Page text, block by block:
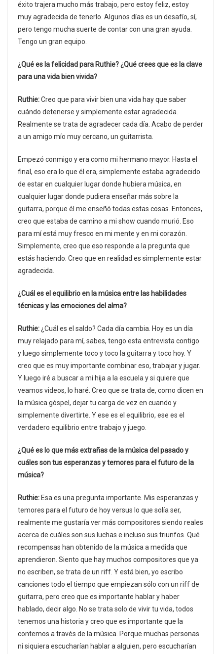
éxito trajera mucho más trabajo, pero estoy feliz, estoy
muy agradecida de tenerlo. Algunos días es un desafío, sí,
pero tengo mucha suerte de contar con una gran ayuda.
Tengo un gran equipo.
¿Qué es la felicidad para Ruthie? ¿Qué crees que es la clave
para una vida bien vivida?
Ruthie:Creo que para vivir bien una vida hay que saber
cuándo detenerse y simplemente estar agradecida.
Realmente se trata de agradecer cada día. Acabo de perder
a un amigo mío muy cercano, un guitarrista.
Empezó conmigo y era como mi hermano mayor. Hasta el
final, eso era lo que él era, simplemente estaba agradecido
de estar en cualquier lugar donde hubiera música, en
cualquier lugar donde pudiera enseñar más sobre la
guitarra, porque él me enseñó todas estas cosas. Entonces,
creo que estaba de camino a mi show cuando murió. Eso
para mí está muy fresco en mi mente y en mi corazón.
Simplemente, creo que eso responde a la pregunta que
estás haciendo. Creo que en realidad es simplemente estar
agradecida.
¿Cuál es el equilibrio en la música entre las habilidades
técnicas y las emociones del alma?
Ruthie: ¿Cuál es el saldo? Cada día cambia. Hoy es un día
muy relajado para mí, sabes, tengo esta entrevista contigo
y luego simplemente toco y toco la guitarra y toco hoy. Y
creo que es muy importante combinar eso, trabajar y jugar.
Y luego iré a buscar a mi hija a la escuela y si quiere que
veamos videos, lo haré. Creo que se trata de, como dicen en
la música góspel, dejar tu carga de vez en cuando y
simplemente divertirte. Y ese es el equilibrio, ese es el
verdadero equilibrio entre trabajo y juego.
¿Qué es lo que más extrañas de la música del pasado y
cuáles son tus esperanzas y temores para el futuro de la
música?
Ruthie: Esa es una pregunta importante. Mis esperanzas y
temores para el futuro de hoy versus lo que solía ser,
realmente me gustaría ver más compositores siendo reales
acerca de cuáles son sus luchas e incluso sus triunfos. Qué
recompensas han obtenido de la música a medida que
aprendieron. Siento que hay muchos compositores que ya
no escriben, se trata de un riff. Y está bien, yo escribo
canciones todo el tiempo que empiezan sólo con un riff de
guitarra, pero creo que es importante hablar y haber
hablado, decir algo. No se trata solo de vivir tu vida, todos
tenemos una historia y creo que es importante que la
contemos a través de la música. Porque muchas personas
ni siquiera escucharían hablar a alguien, pero escucharían